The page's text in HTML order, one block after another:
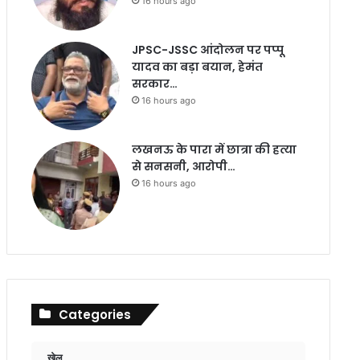
JPSC-JSSC आंदोलन पर पप्पू
यादव का बड़ा बयान, हेमंत
सरकार…
16 hours ago
लखनऊ के पारा में छात्रा की हत्या
से सनसनी, आरोपी…
16 hours ago
Categories